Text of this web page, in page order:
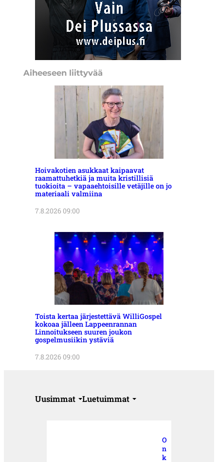
Aiheeseen liittyvää
Hoivakotien asukkaat kaipaavat
raamattuhetkiä ja muita kristillisiä
tuokioita – vapaaehtoisille vetäjille on jo
materiaali valmiina
7.8.2026 09:00
Toista kertaa järjestettävä WilliGospel
kokoaa jälleen Lappeenrannan
Linnoitukseen suuren joukon
gospelmusiikin ystäviä
7.8.2026 09:00
Uusimmat Luetuimmat
O
n
k